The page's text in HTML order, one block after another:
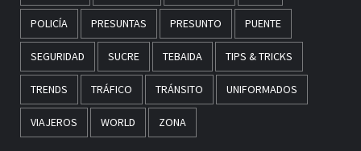
POLICÍA PRESUNTAS PRESUNTO PUENTE
SEGURIDAD SUCRE TEBAIDA TIPS & TRICKS
TRENDS TRÁFICO TRÁNSITO UNIFORMADOS
VIAJEROS WORLD ZONA